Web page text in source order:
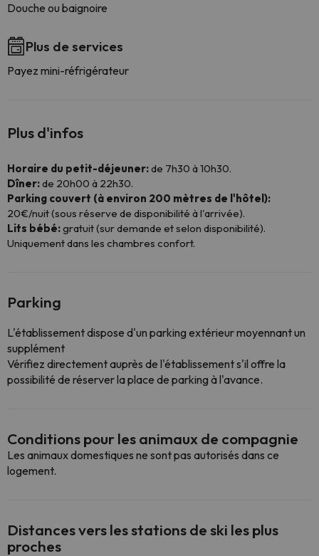
Douche ou baignoire
Plus de services
Payez mini-réfrigérateur
Plus d'infos
Horaire du petit-déjeuner:de 7h30 à 10h30.
Dîner:de 20h00 à 22h30.
Parking couvert (à environ 200 mètres de l'hôtel):
20€/nuit (sous réserve de disponibilité à l'arrivée).
Lits bébé:gratuit (sur demande et selon disponibilité).
Uniquement dans les chambres confort.
Parking
L'établissement dispose d'un parking extérieur moyennant un
supplément
Vérifiez directement auprès de l'établissement s'il offre la
possibilité de réserver la place de parking à l'avance.
Conditions pour les animaux de compagnie
Les animaux domestiques ne sont pas autorisés dans ce
logement.
Distances vers les stations de ski les plus
proches